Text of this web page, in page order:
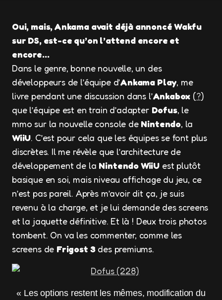
Oui, mais, Ankama avait déjà annoncé Wakfu
sur DS, est-ce qu’on l’attend encore et
encore…
Dans le genre, bonne nouvelle, un des
développeurs de l’équipe d’Ankama Play, me
livre pendant une discussion dans l’Ankabox (?)
que l’équipe est en train d’adapter Dofus, le
mmo sur la nouvelle console de Nintendo, la
WiiU. C’est pour cela que les équipes se font plus
discrètes. Il me révèle que l’architecture de
développement de la Nintendo WiiU est plutôt
basique en soi, mais niveau affichage du jeu, ce
n’est pas pareil. Après m’avoir dit ça, je suis
revenu à la charge, et je lui demande des screens
et la jaquette définitive. Et là ! Deux trois photos
tombent. On va les commenter, comme les
screens de Frigost 3des premiums.
« Les options restent les mêmes, modification du